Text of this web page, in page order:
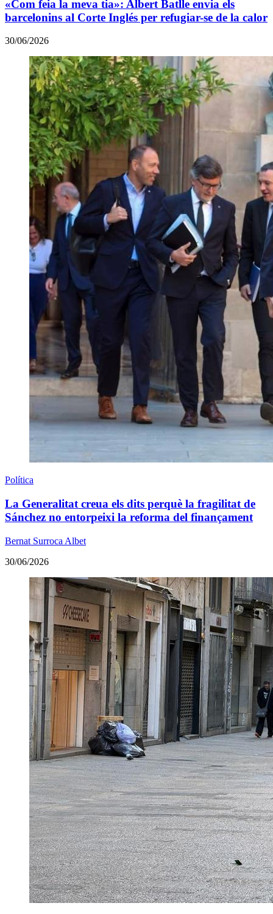
«Com feia la meva tia»: Albert Batlle envia els
barcelonins al Corte Inglés per refugiar-se de la calor
30/06/2026
Política
La Generalitat creua els dits perquè la fragilitat de
Sánchez no entorpeixi la reforma del finançament
Bernat Surroca Albet
30/06/2026